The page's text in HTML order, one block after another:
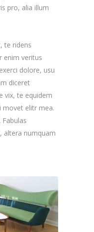
pro, alia illum
te ridens
enim veritus
dolore, usu
diceret
vix, te equidem
movet elitr mea.
altera numquam